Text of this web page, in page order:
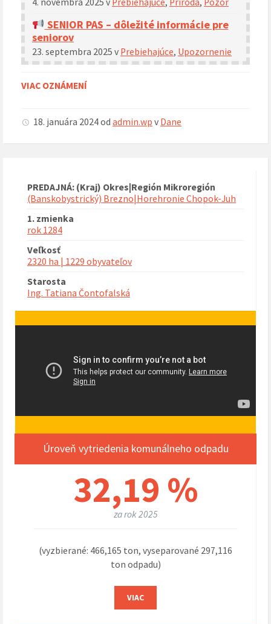
4. novembra 2025 v Prebiehajúce, Príroda, Pozor
SENIOR PAS – dôležité informácie pre
seniorov
23. septembra 2025 v Prebiehajúce, Upozornenie
VIAC OZNÁMENÍ
18. januára 2024od admin.wp v Dane
PREDAJNÁ: (Kraj) Okres|Región Mikroregión
(Banskobystrický) Brezno|Horehronie Chopok-Juh
1. zmienka
rok 1284
Veľkosť
2320 ha | 1229 obyvateľov
Starosta
Ing. Tatiana Čontofalská
Úroveň vytriedenia komunálneho odpadu
32,19 %
za rok 2025
(vyzbierané: 466,165 ton, vyseparované 297,116
ton odpadu)
VIAC